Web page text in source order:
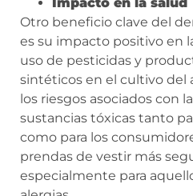
Impacto en la salud
Otro beneficio clave del
es su impacto positivo en
uso de pesticidas y
sintéticos en el cultivo del
los riesgos asociados con
sustancias tóxicas tanto
como para los
prendas de vestir más
especialmente para